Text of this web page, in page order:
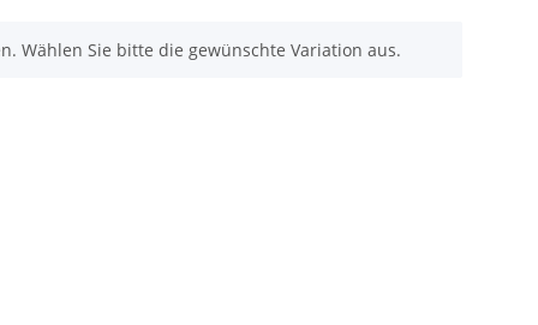
Wählen Sie bitte die gewünschte Variation aus.